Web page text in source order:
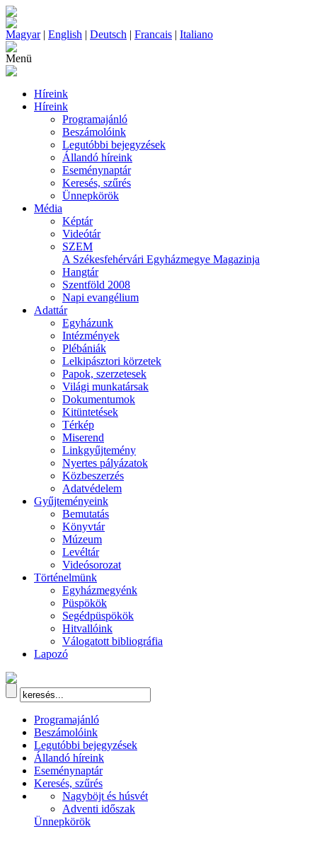
Magyar| English | Deutsch | Francais | Italiano
Menü
Híreink
Híreink
Programajánló
Beszámolóink
Legutóbbi bejegyzések
Állandó híreink
Eseménynaptár
Keresés, szűrés
Ünnepkörök
Média
Képtár
Videótár
SZEM
A Székesfehérvári Egyházmegye Magazinja
Hangtár
Szentföld 2008
Napi evangélium
Adattár
Egyházunk
Intézmények
Plébániák
Lelkipásztori körzetek
Papok, szerzetesek
Világi munkatársak
Dokumentumok
Kitüntetések
Térkép
Miserend
Linkgyűjtemény
Nyertes pályázatok
Közbeszerzés
Adatvédelem
Gyűjteményeink
Bemutatás
Könyvtár
Múzeum
Levéltár
Videósorozat
Történelmünk
Egyházmegyénk
Püspökök
Segédpüspökök
Hitvallóink
Válogatott bibliográfia
Lapozó
Programajánló
Beszámolóink
Legutóbbi bejegyzések
Állandó híreink
Eseménynaptár
Keresés, szűrés
Nagyböjt és húsvét
Adventi időszak
Ünnepkörök